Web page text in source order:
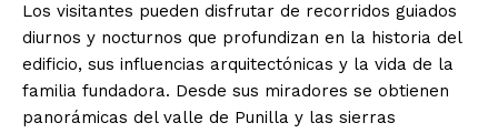
Los visitantes pueden disfrutar de recorridos guiados
diurnos y nocturnos que profundizan en la historia del
edificio, sus influencias arquitectónicas y la vida de la
familia fundadora. Desde sus miradores se obtienen
panorámicas del valle de Punilla y las sierras